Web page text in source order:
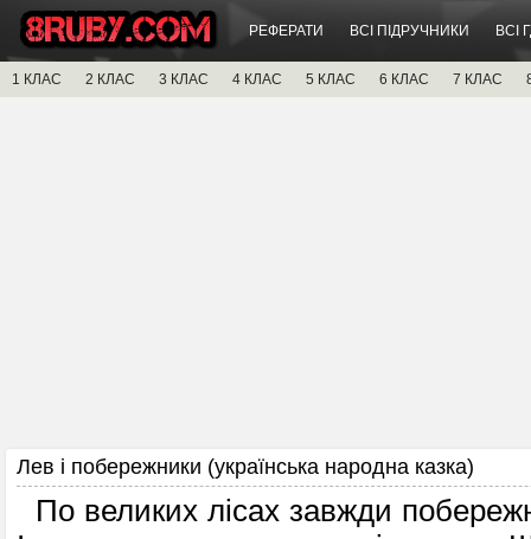
РЕФЕРАТИ ВСІ ПІДРУЧНИКИ ВСІ
1 КЛАС 2 КЛАС 3 КЛАС 4 КЛАС 5 КЛАС 6 КЛАС 7 КЛАС
Лев і побережники (українська народна казка)
По великих лісах завжди